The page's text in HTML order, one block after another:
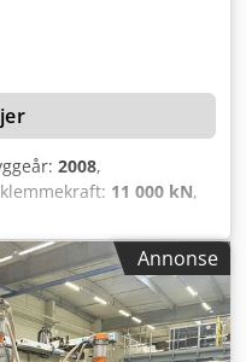
2008,
11 000 kN,
2 000 mm,
including WITTMANN
force: 11,000 kN
× V): 2,210 × 1,910 mm
mm Opening stroke:
Annonse